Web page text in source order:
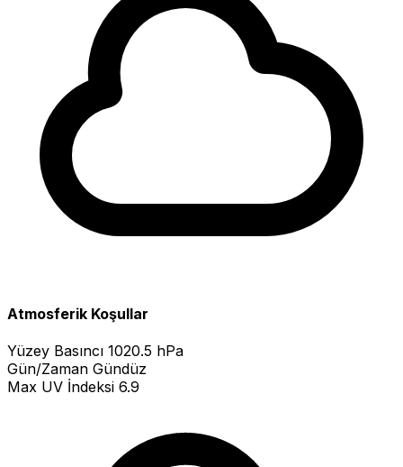
Atmosferik Koşullar
Yüzey Basıncı 1020.5 hPa
Gün/Zaman Gündüz
Max UV İndeksi 6.9